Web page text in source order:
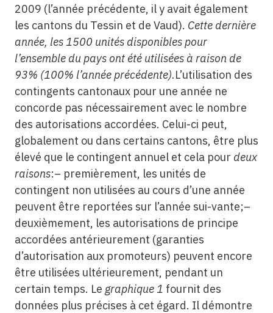
2009 (l’année précédente, il y avait également
les cantons du Tessin et de Vaud). Cette dernière
année, les 1500 unités disponibles pour
l’ensemble du pays ont été utilisées à raison de
93% (100% l’année précédente).L’utilisation des
contingents cantonaux pour une année ne
concorde pas nécessairement avec le nombre
des autorisations accordées. Celui-ci peut,
globalement ou dans certains cantons, être plus
élevé que le contingent annuel et cela pour deux
raisons:– premièrement, les unités de
contingent non utilisées au cours d’une année
peuvent être reportées sur l’année sui-vante;–
deuxièmement, les autorisations de principe
accordées antérieurement (garanties
d’autorisation aux promoteurs) peuvent encore
être utilisées ultérieurement, pendant un
certain temps. Le graphique 1 fournit des
données plus précises à cet égard. Il démontre